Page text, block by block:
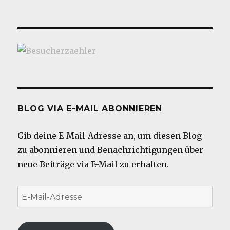
BLOG VIA E-MAIL ABONNIEREN
Gib deine E-Mail-Adresse an, um diesen Blog
zu abonnieren und Benachrichtigungen über
neue Beiträge via E-Mail zu erhalten.
E-
Mail-
Adresse